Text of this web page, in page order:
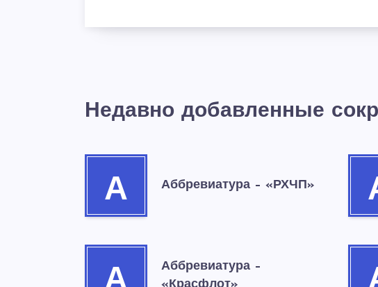
Недавно добавленные
А Аббревиатура – «РХЧП»
Аббревиатура –
«Красфлот»